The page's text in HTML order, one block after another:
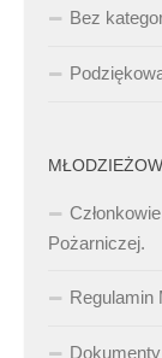
Bez
Pożarniczej.
Regulamin